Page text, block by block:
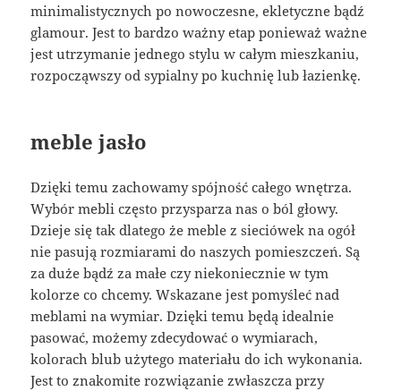
minimalistycznych po nowoczesne, ekletyczne bądź
glamour. Jest to bardzo ważny etap ponieważ ważne
jest utrzymanie jednego stylu w całym mieszkaniu,
rozpocząwszy od sypialny po kuchnię lub łazienkę.
meble jasło
Dzięki temu zachowamy spójność całego wnętrza.
Wybór mebli często przysparza nas o ból głowy.
Dzieje się tak dlatego że meble z sieciówek na ogół
nie pasują rozmiarami do naszych pomieszczeń. Są
za duże bądź za małe czy niekoniecznie w tym
kolorze co chcemy. Wskazane jest pomyśleć nad
meblami na wymiar. Dzięki temu będą idealnie
pasować, możemy zdecydować o wymiarach,
kolorach blub użytego materiału do ich wykonania.
Jest to znakomite rozwiązanie zwłaszcza przy